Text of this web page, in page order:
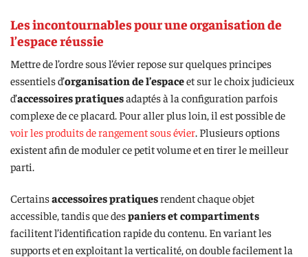
Les incontournables pour une organisation de
l’espace réussie
Mettre de l’ordre sous l’évier repose sur quelques principes
essentiels d’organisation de l’espaceet sur le choix judicieux
d’accessoires pratiquesadaptés à la configuration parfois
complexe de ce placard. Pour aller plus loin, il est possible de
voir les produits de rangement sous évier. Plusieurs options
existent afin de moduler ce petit volume et en tirer le meilleur
parti.
Certainsaccessoires pratiquesrendent chaque objet
accessible, tandis que despaniers et compartiments
facilitent l’identification rapide du contenu. En variant les
supports et en exploitant la verticalité, on double facilement la